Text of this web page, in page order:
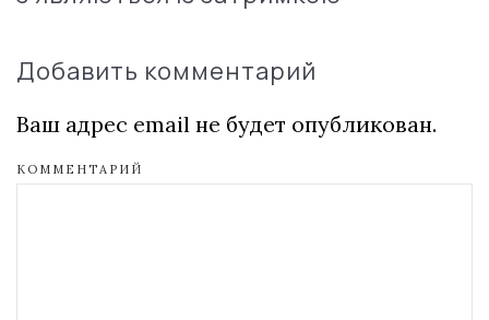
Добавить комментарий
Ваш адрес email не будет опубликован.
КОММЕНТАРИЙ